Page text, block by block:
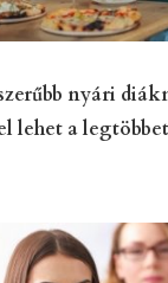
nyári
lehet a